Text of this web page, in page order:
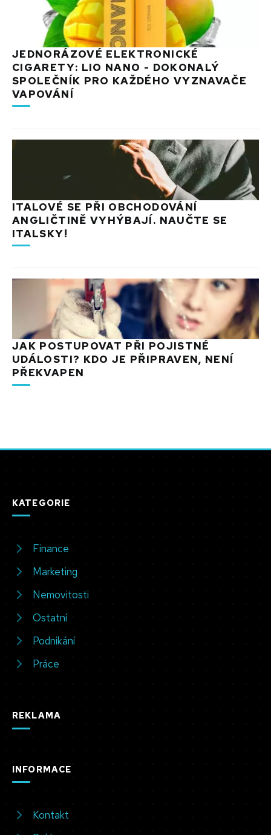
JEDNORÁZOVÉ ELEKTRONICKÉ
CIGARETY: LIO NANO - DOKONALÝ
SPOLEČNÍK PRO KAŽDÉHO VYZNAVAČE
VAPOVÁNÍ
ITALOVÉ SE PŘI OBCHODOVÁNÍ
ANGLIČTINĚ VYHÝBAJÍ. NAUČTE SE
ITALSKY!
JAK POSTUPOVAT PŘI POJISTNÉ
UDÁLOSTI? KDO JE PŘIPRAVEN, NENÍ
PŘEKVAPEN
KATEGORIE
Finance
Marketing
Nemovitosti
Ostatní
Podnikání
Práce
REKLAMA
INFORMACE
Kontakt